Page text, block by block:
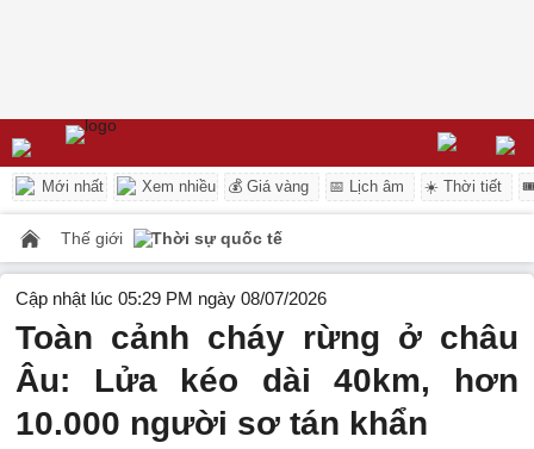
Mới nhất Xem nhiều 💰 Giá vàng 📅 Lịch âm ☀️ Thời tiết
Thế giới Thời sự quốc tế
Cập nhật lúc 05:29 PM ngày 08/07/2026
Toàn cảnh cháy rừng ở châu
Âu: Lửa kéo dài 40km, hơn
10.000 người sơ tán khẩn